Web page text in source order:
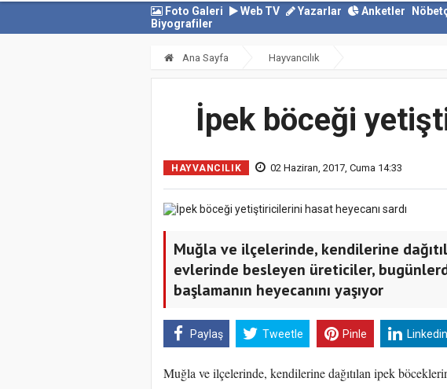
Foto Galeri
Web TV Yazarlar Anketler
Biyografiler
Ana Sayfa Hayvancılık
İpek böceği
HAYVANCILIK 02 Haziran, 2017, Cuma 14:33
Muğla ve ilçelerinde, kendilerine
evlerinde besleyen üreticiler,
başlamanın heyecanını yaşıyor
Paylaş Tweetle Pinle Linkedin
Muğla ve ilçelerinde, kendilerine dağıtılan ipek